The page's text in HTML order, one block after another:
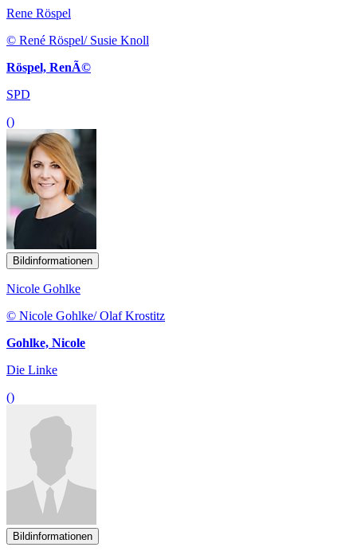
Rene Röspel
© René Röspel/ Susie Knoll
Röspel, RenÃ©
SPD
()
Bildinformationen
Nicole Gohlke
© Nicole Gohlke/ Olaf Krostitz
Gohlke, Nicole
Die Linke
()
Bildinformationen